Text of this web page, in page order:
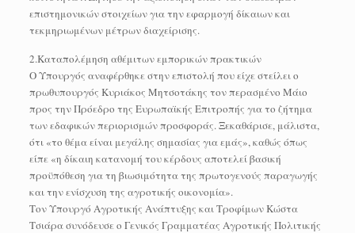
επιστημονικών στοιχείων για την εφαρμογή δίκαιων και
τεκμηριωμένων μέτρων διαχείρισης.
2.Καταπολέμηση αθέμιτων εμπορικών πρακτικών
Ο Υπουργός αναφέρθηκε στην επιστολή που είχε στείλει ο
πρωθυπουργός Κυριάκος Μητσοτάκης τον περασμένο Μάιο
προς την Πρόεδρο της Ευρωπαϊκής Επιτροπής για το ζήτημα
των εδαφικών περιορισμών προσφοράς. Ξεκαθάρισε, μάλιστα,
ότι «το θέμα είναι μεγάλης σημασίας για εμάς», καθώς όπως
είπε «η δίκαιη κατανομή του κέρδους αποτελεί βασική
προϋπόθεση για τη βιωσιμότητα της πρωτογενούς παραγωγής
και την ενίσχυση της αγροτικής οικονομία».
Τον Υπουργό Αγροτικής Ανάπτυξης και Τροφίμων Κώστα
Τσιάρα συνόδευσε ο Γενικός Γραμματέας Αγροτικής Πολιτικής